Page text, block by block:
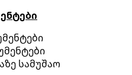
სამუშაო